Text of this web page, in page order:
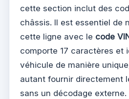
cette section inclut des
châssis. Il est essentiel de
cette ligne avec le code
comporte 17 caractères et
véhicule de manière
autant fournir directement
sans un décodage externe.